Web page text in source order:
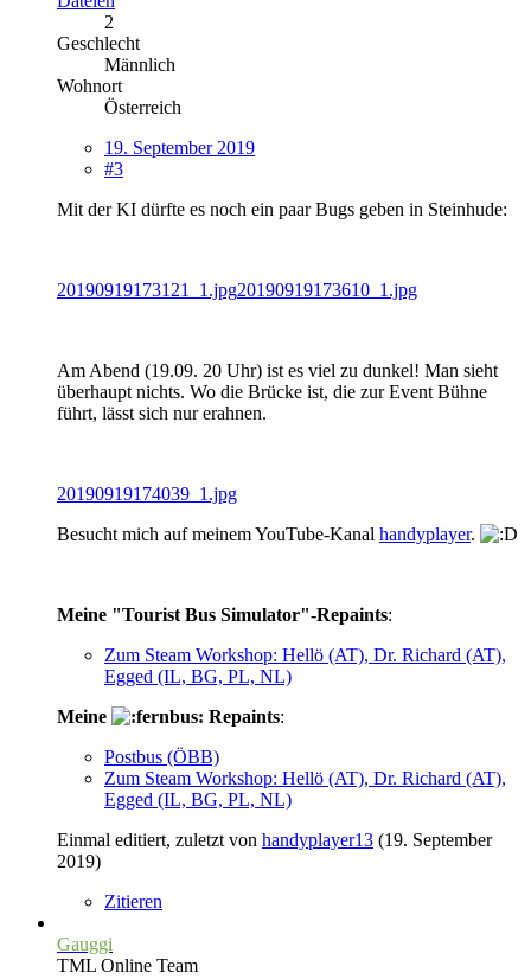
2
Geschlecht
Männlich
Wohnort
Österreich
19. September 2019
#3
Mit der KI dürfte es noch ein paar Bugs geben in Steinhude:
20190919173121_1.jpg20190919173610_1.jpg
Am Abend (19.09. 20 Uhr) ist es viel zu dunkel! Man sieht
überhaupt nichts. Wo die Brücke ist, die zur Event Bühne
führt, lässt sich nur erahnen.
20190919174039_1.jpg
Besucht mich auf meinem YouTube-Kanal handyplayer.
Meine "Tourist Bus Simulator"-Repaints:
Zum Steam Workshop: Hellö (AT), Dr. Richard (AT),
Egged (IL, BG, PL, NL)
Meine
Repaints:
Postbus (ÖBB)
Zum Steam Workshop: Hellö (AT), Dr. Richard (AT),
Egged (IL, BG, PL, NL)
Einmal editiert, zuletzt von handyplayer13 (19. September
2019)
Zitieren
Gauggi
TML Online Team